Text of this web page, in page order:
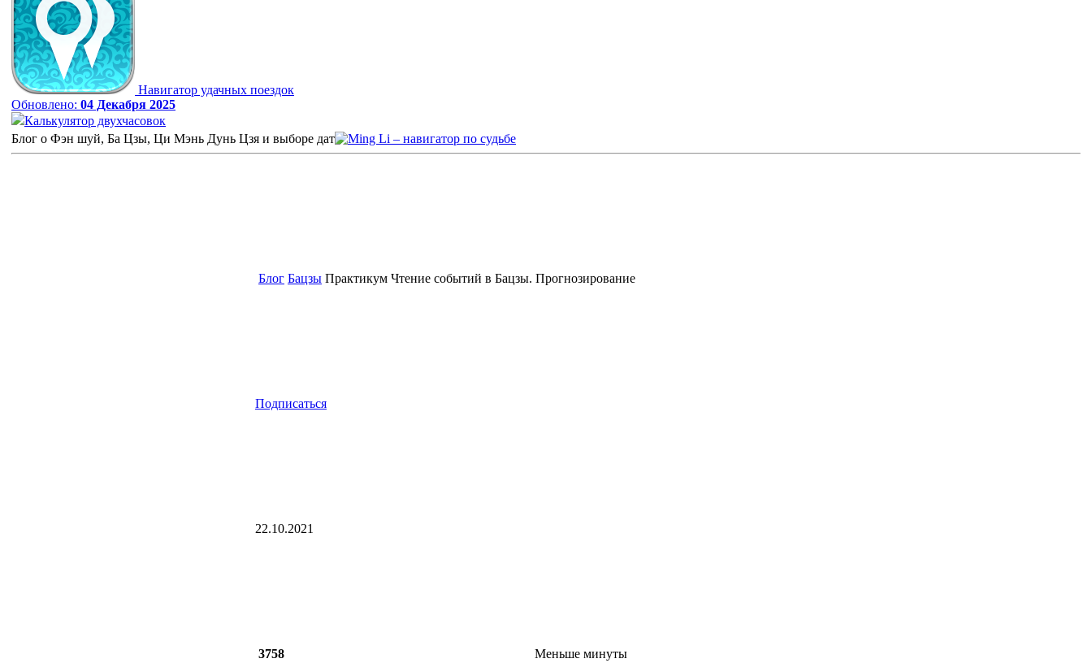
Навигатор удачных поездок
Обновлено: 04 Декабря 2025
Калькулятор двухчасовок
Блог о Фэн шуй, Ба Цзы, Ци Мэнь Дунь Цзя и выборе дат
Блог Бацзы Практикум Чтение событий в Бацзы. Прогнозирование
Подписаться
22.10.2021
3758 Меньше минуты